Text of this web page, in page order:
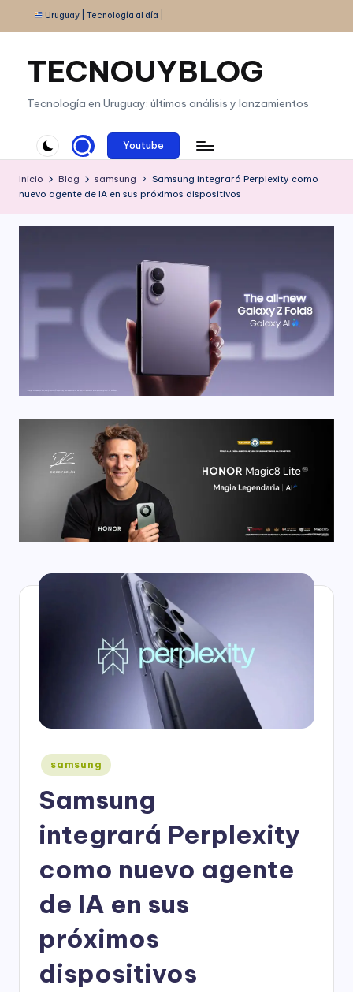
Saltar
contenido
Uruguay | Tecnología al día |
TECNOUYBLOG
Tecnología en Uruguay: últimos análisis y lanzamientos
Youtube
Inicio Blog samsung
Samsung integrará Perplexity como
nuevo agente de IA en sus próximos dispositivos
Publicado
en
samsung
Samsung
integrará Perplexity
como nuevo agente
de IA en sus
próximos
dispositivos